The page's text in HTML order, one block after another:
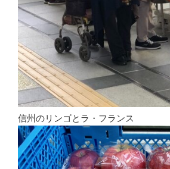
信州のリンゴとラ・フランス